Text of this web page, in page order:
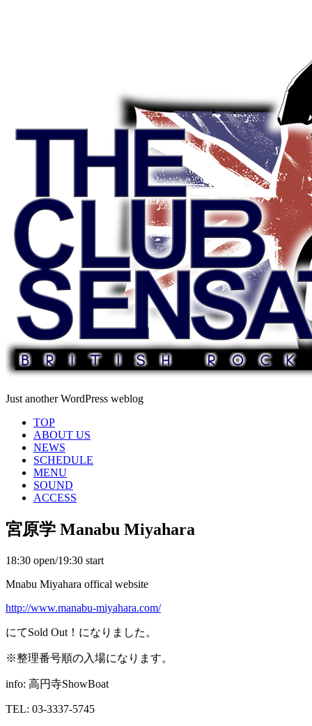
Just another WordPress weblog
TOP
ABOUT US
NEWS
SCHEDULE
MENU
SOUND
ACCESS
宮原学 Manabu Miyahara
18:30 open/19:30 start
Mnabu Miyahara offical website
http://www.manabu-miyahara.com/
にてSold Out！になりました。
※整理番号順の入場になります。
info: 高円寺ShowBoat
TEL: 03-3337-5745